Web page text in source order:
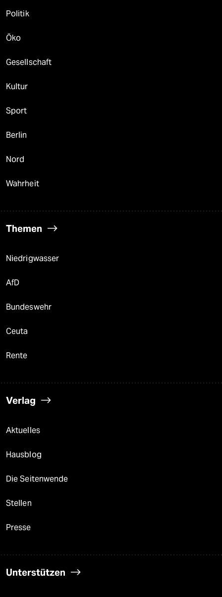
Politik
Öko
Gesellschaft
Kultur
Sport
Berlin
Nord
Wahrheit
Themen
Niedrigwasser
AfD
Bundeswehr
Ceuta
Rente
Verlag
Aktuelles
Hausblog
Die Seitenwende
Stellen
Presse
Unterstützen